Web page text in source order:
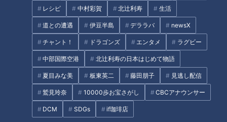
レシピ 中村彩賀 北辻利寿 生活
道との遭遇 伊豆半島 デララバ newsX
チャント！ ドラゴンズ エンタメ ラグビー
中部国際空港 北辻利寿の日本はじめて物語
夏目みな美 板東英二 藤田朋子 見逃し配信
鷲見玲奈 10000歩お宝さがし CBCアナウンサー
DCM SDGs if珈琲店
撃で思い出す「４番・落合」真
夏の決勝ホームラン
い二軍生活…竜に移籍後は「野
球をやっている実感がある」
細川成也の今
タグ
スポーツ 中日ドラゴンズ コラム 細川成也
金丸夢斗